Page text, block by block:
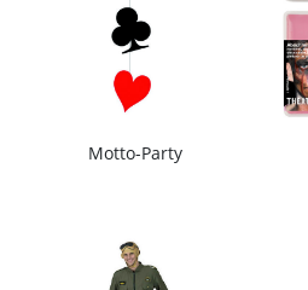
Motto-Party